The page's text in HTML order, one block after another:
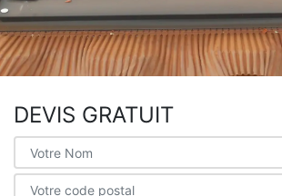
DEVIS GRATUIT